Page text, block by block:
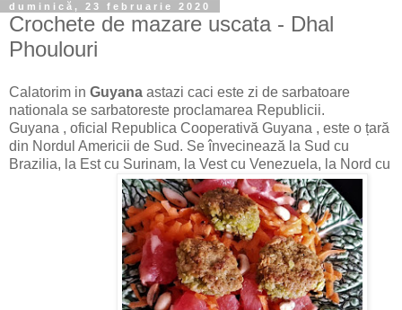
duminică, 23 februarie 2020
Crochete de mazare uscata - Dhal
Phoulouri
Calatorim in Guyana astazi caci este zi de sarbatoare
nationala se sarbatoreste proclamarea Republicii.
Guyana , oficial Republica Cooperativă Guyana , este o țară
din Nordul Americii de Sud. Se învecinează la Sud cu
Brazilia, la Est cu Surinam, la Vest cu Venezuela, la Nord cu